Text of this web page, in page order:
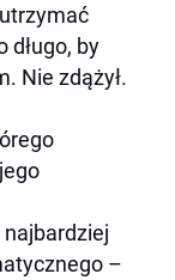
długo, by
Nie zdążył.
–